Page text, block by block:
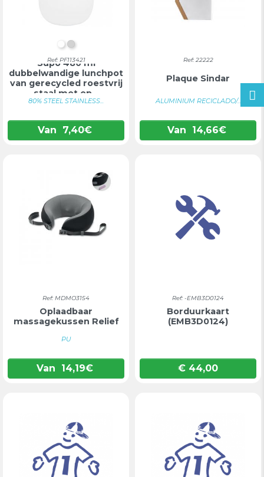
WITZILVER
Ref: PF113421
Supo 480 ml
dubbelwandige lunchpot
van gerecycled roestvrij
staal met op...
80% STEEL STAINLESS...
Van 7,40€
Ref: 22222
Plaque Sindar
ALUMINIUM RECICLADO/...
Van 14,66€
Ref: MDMO3154
Oplaadbaar
massagekussen Relief
PU
Van 14,19€
Ref: -EMB3D0124
Borduurkaart
(EMB3D0124)
Prijs
€ 44,00